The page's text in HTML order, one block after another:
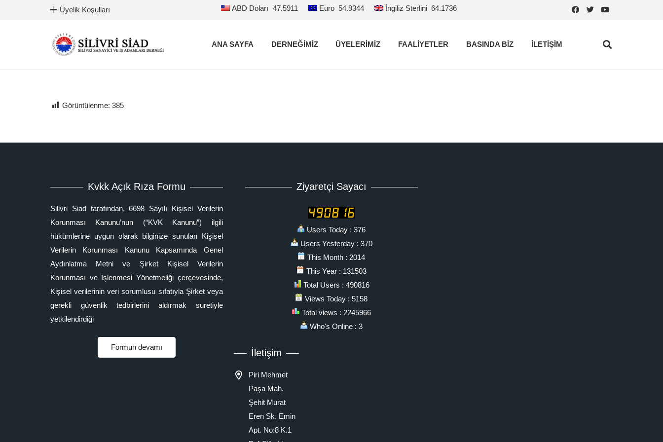
Üyelik Koşulları ABD Doları 47.5911 Euro 54.9344 İngiliz Sterlini 64.1736
ANA SAYFA DERNEĞİMİZ ÜYELERİMİZ FAALİYETLER BASINDA BİZ İLETİŞİM
Görüntülenme: 385
Kvkk Açık Rıza Formu
Silivri Siad tarafından, 6698 Sayılı Kişisel Verilerin
Korunması Kanunu’nun (“KVK Kanunu”) ilgili
hükümlerine uygun olarak bilginize sunulan Kişisel
Verilerin Korunması Kanunu Kapsamında Genel
Aydınlatma Metni ve Şirket Kişisel Verilerin
Korunması ve İşlenmesi Yönetmeliği çerçevesinde,
Kişisel verilerinin veri sorumlusu sıfatıyla Şirket veya
gerekli güvenlik tedbirlerini aldırmak suretiyle
yetkilendirdiği
Formun devamı
Ziyaretçi Sayacı
Users Today : 376
Users Yesterday : 370
This Month : 2014
This Year : 131503
Total Users : 490816
Views Today : 5158
Total views : 2245966
Who's Online : 3
İletişim
Piri Mehmet
Paşa Mah.
Şehit Murat
Eren Sk. Emin
Apt. No:8 K.1